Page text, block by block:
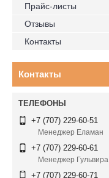
Прайс-листы
Отзывы
Контакты
Контакты
+7 (707) 229-60-51
Менеджер Еламан
+7 (707) 229-60-61
Менеджер Гульвира
+7 (707) 229-60-71